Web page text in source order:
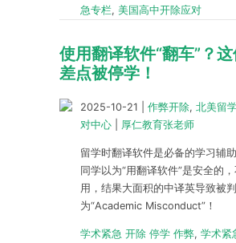
急专栏, 美国高中开除应对
使用翻译软件“翻车”？
差点被停学！
2025-10-21 作弊开除, 北美留
对中心
厚仁教育张老师
留学时翻译软件是必备的学习辅
同学以为“用翻译软件”是安全的
用，结果大面积的中译英导致被
为“Academic Misconduct”！
学术紧急 开除 停学 作弊, 学术紧